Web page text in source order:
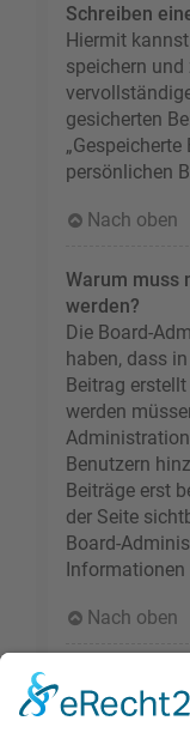
Schreiben
Hiermit
speichern
gesicherten
persönlichen
Nach oben
Warum muss
werden?
Die Board-
haben, dass
Beitrag
werden
Benutzern
Beiträge erst
der Seite
Board-
Nach oben
Durch Klicken